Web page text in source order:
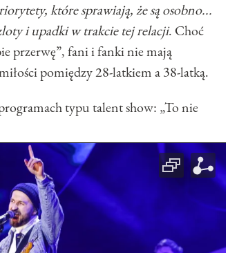
które sprawiają, że są osobno...
i upadki w trakcie tej relacji. Choć
przerwę”, fani i fanki nie mają
pomiędzy 28-latkiem a 38-latką.
typu talent show: „To nie